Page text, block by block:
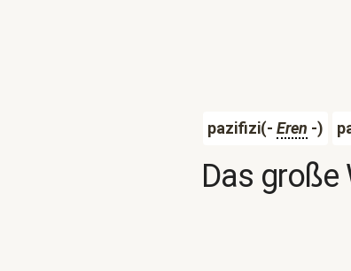
pazifizi(- Eren -)
Das große